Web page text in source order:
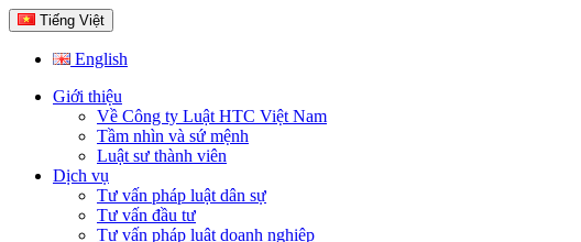
Tiếng Việt
English
Giới thiệu
Về Công ty Luật HTC Việt Nam
Tầm nhìn và sứ mệnh
Luật sư thành viên
Dịch vụ
Tư vấn pháp luật dân sự
Tư vấn đầu tư
Tư vấn pháp luật doanh nghiệp